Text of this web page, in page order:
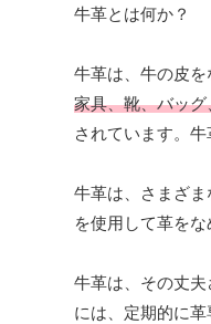
牛革とは何か？
牛革は、牛の皮
家具、靴、バッ
されています。
牛革は、さまざ
を使用して革を
牛革は、その丈
には、定期的に